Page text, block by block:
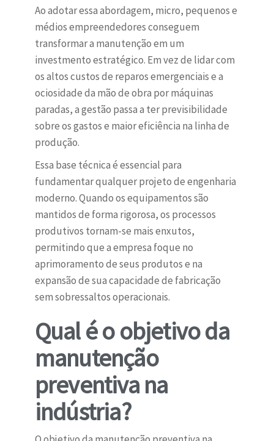
Ao adotar essa abordagem, micro, pequenos e
médios empreendedores conseguem
transformar a manutenção em um
investmento estratégico. Em vez de lidar com
os altos custos de reparos emergenciais e a
ociosidade da mão de obra por máquinas
paradas, a gestão passa a ter previsibilidade
sobre os gastos e maior eficiência na linha de
produção.
Essa base técnica é essencial para
fundamentar qualquer projeto de engenharia
moderno. Quando os equipamentos são
mantidos de forma rigorosa, os processos
produtivos tornam-se mais enxutos,
permitindo que a empresa foque no
aprimoramento de seus produtos e na
expansão de sua capacidade de fabricação
sem sobressaltos operacionais.
Qual é o objetivo da
manutenção
preventiva na
indústria?